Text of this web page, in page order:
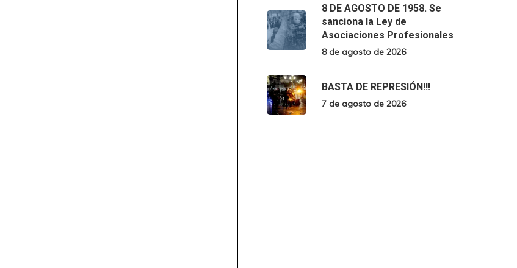
8 DE AGOSTO DE 1958. Se
sanciona la Ley de
Asociaciones Profesionales
8 de agosto de 2026
BASTA DE REPRESIÓN!!!
7 de agosto de 2026